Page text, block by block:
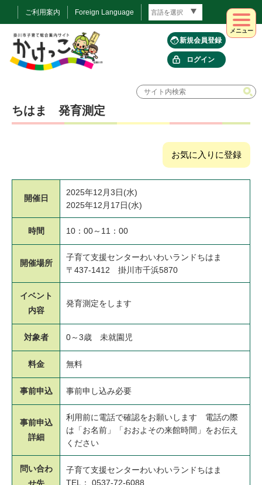
ご利用案内 Foreign Language
新規会員登録
ログイン
メニュー
ちはま 発育測定
お気に入りに登録
開催日
2025年12月3日(水)
2025年12月17日(水)
時間 10：00～11：00
開催場所
子育て支援センターわいわいランドちはま
〒437-1412 掛川市千浜5870
イベント
内容
発育測定をします
対象者 0～3歳 未就園児
料金 無料
事前申込 事前申し込み必要
事前申込
詳細
利用前に電話で確認をお願いします 電話の際
は「お名前」「おおよその来館時間」をお伝え
ください
問い合わ
せ先
子育て支援センターわいわいランドちはま
TEL： 0537-72-6088